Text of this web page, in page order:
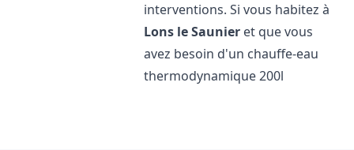
interventions. Si vous habitez à
Lons le Saunier et que vous
avez besoin d'un chauffe-eau
thermodynamique 200l